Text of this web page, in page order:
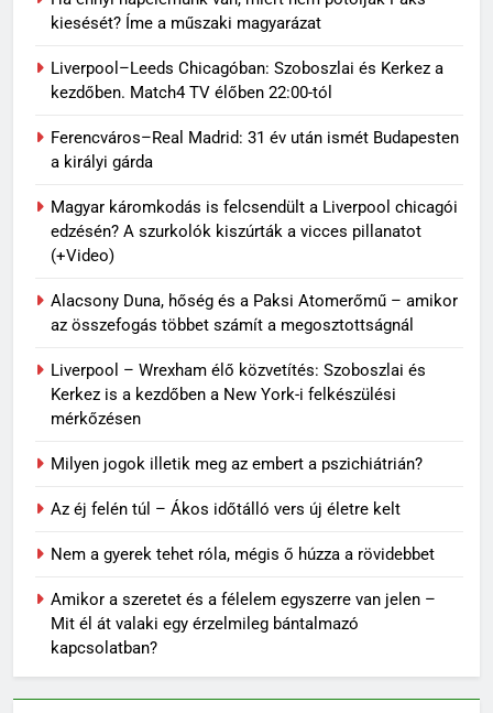
kiesését? Íme a műszaki magyarázat
Liverpool–Leeds Chicagóban: Szoboszlai és Kerkez a
kezdőben. Match4 TV élőben 22:00-tól
Ferencváros–Real Madrid: 31 év után ismét Budapesten
a királyi gárda
Magyar káromkodás is felcsendült a Liverpool chicagói
edzésén? A szurkolók kiszúrták a vicces pillanatot
(+Video)
Alacsony Duna, hőség és a Paksi Atomerőmű – amikor
az összefogás többet számít a megosztottságnál
Liverpool – Wrexham élő közvetítés: Szoboszlai és
Kerkez is a kezdőben a New York-i felkészülési
mérkőzésen
Milyen jogok illetik meg az embert a pszichiátrián?
Az éj felén túl – Ákos időtálló vers új életre kelt
Nem a gyerek tehet róla, mégis ő húzza a rövidebbet
Amikor a szeretet és a félelem egyszerre van jelen –
Mit él át valaki egy érzelmileg bántalmazó
kapcsolatban?